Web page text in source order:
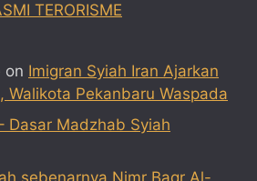
TERORISME
on Imigran Syiah Iran Ajarkan
Walikota Pekanbaru Waspada
Dasar Madzhab Syiah